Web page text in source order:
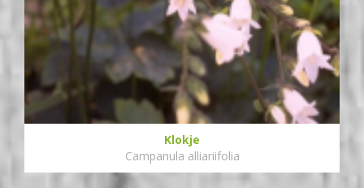
Klokje
Campanula alliariifolia